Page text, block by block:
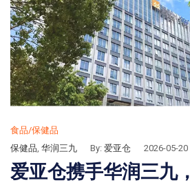
食品/保健品
保健品 华润三九 By: 爱亚仓 2026-05-20
爱亚仓携手华润三九